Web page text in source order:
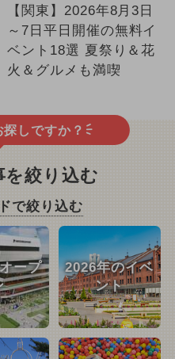
【関東】2026年8月3日
～7日平日開催の無料イ
ベント18選 夏祭り＆花
火＆グルメも満喫
しですか？
を絞り込む
で絞り込む
ープ
2026年のイベ
ント